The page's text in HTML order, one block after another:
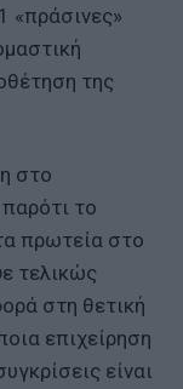
«πράσινες»
της
στο
το
πρωτεία στο
τελικώς
στη θετική
επιχείρηση
είναι